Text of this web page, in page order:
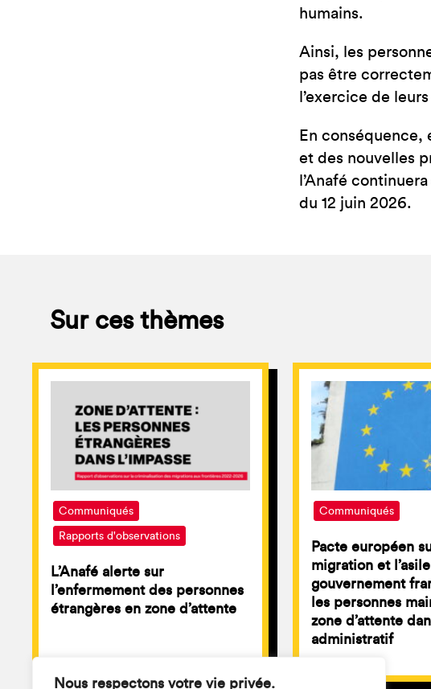
Nous respectons votre vie privée.
humains.
Ainsi, les
pas être
l’exercice de
En conséquence,
et des nouvelles
l’Anafé
du 12 juin 2026.
Sur ces thèmes
Communiqués
Rapports d'observations
L’Anafé alerte sur
l’enfermement des personnes
étrangères en zone d’attente
Communiqués
Pacte européen
migration et
gouvernement
les personnes
zone d’attente
administratif